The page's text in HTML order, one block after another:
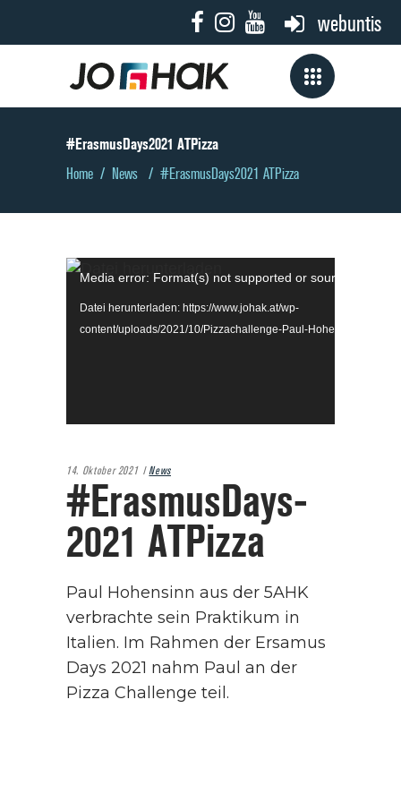
webuntis
#ErasmusDays­2021 ATPizza
Home / News / #ErasmusDays­2021 ATPizza
Video-
Media error: Format(s) not supported or source(s) not
Datei herunterladen: https://www.johak.at/wp-
content/uploads/2021/10/Pizzachallenge-Paul-Hohensinn.mp4
14. Oktober 2021 News
#ErasmusDays­
2021 ATPizza
Paul Hohensinn aus der 5AHK
verbrachte sein Praktikum in
Italien. Im Rahmen der Ersamus
Days 2021 nahm Paul an der
Pizza Challenge teil.